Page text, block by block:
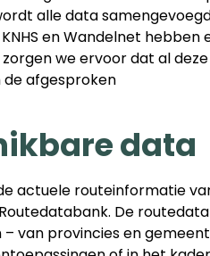
alle data
en Wandelnet hebben
we ervoor dat al deze
afgesproken
data
actuele routeinformatie
De
van provincies en